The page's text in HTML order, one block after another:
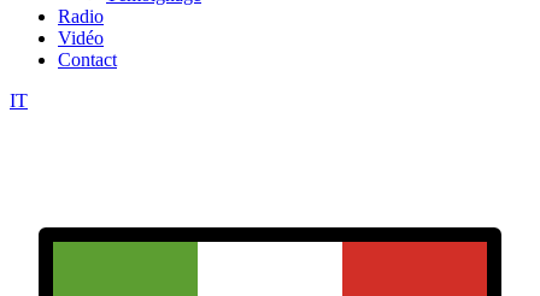
Radio
Vidéo
Contact
IT